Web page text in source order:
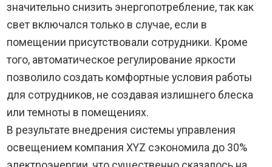
значительно снизить энергопотребление, так как
свет включался только в случае, если в
помещении присутствовали сотрудники. Кроме
того, автоматическое регулирование яркости
позволило создать комфортные условия работы
для сотрудников, не создавая излишнего блеска
или темноты в помещениях.
В результате внедрения системы управления
освещением компания XYZ сэкономила до 30%